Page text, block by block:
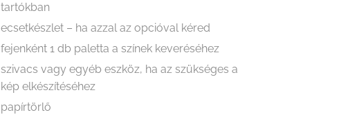
tartókban
ecsetkészlet – ha azzal az opcióval kéred
fejenként 1 db paletta a színek keveréséhez
szivacs vagy egyéb eszköz, ha az szükséges a
kép elkészítéséhez
papírtörlő